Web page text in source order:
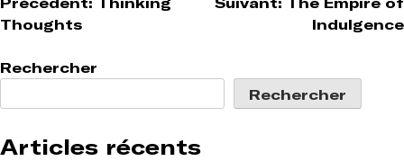
Navigation
l’article
Thoughts
Indulgence
Rechercher
Rechercher
Articles récents